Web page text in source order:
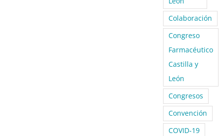
Colaboración
Congreso
Farmacéutico
Castilla y
León
Congresos
Convención
COVID-19